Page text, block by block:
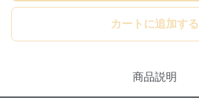
カートに追加する
商品説明